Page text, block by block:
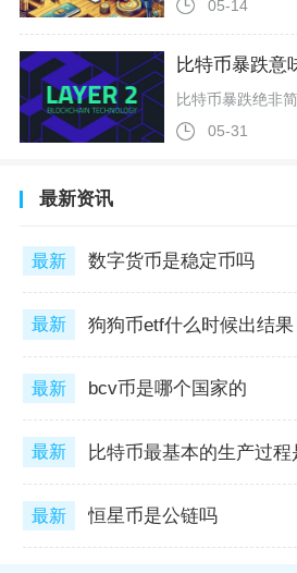
05-14
比特币暴跌意
05-31
最新资讯
最新 数字货币是稳定币吗
最新 狗狗币etf什么时候出结果
最新 bcv币是哪个国家的
最新 比特币最基本的生产过程
最新 恒星币是公链吗